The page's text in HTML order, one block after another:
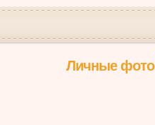
Личные фото